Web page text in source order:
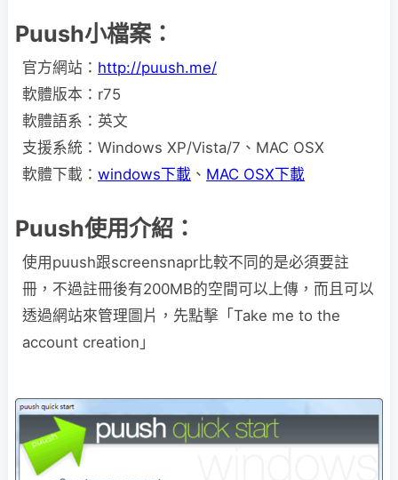
Puush小檔案：
官方網站： http://puush.me/
軟體版本：r75
軟體語系：英文
支援系統：Windows XP/Vista/7、MAC OSX
軟體下載： windows下載 、 MAC OSX下載
Puush使用介紹：
使用puush跟screensnapr比較不同的是必須要註
冊，不過註冊後有200MB的空間可以上傳，而且可以
透過網站來管理圖片，先點擊「Take me to the
account creation」